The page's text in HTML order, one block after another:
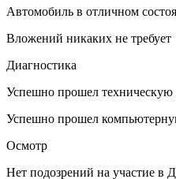
Автомобиль в отличном
Вложений никаких не требует
Диагностика
Успешно прошел техническую
Успешно прошел
Осмотр
Нет подозрений на участие в